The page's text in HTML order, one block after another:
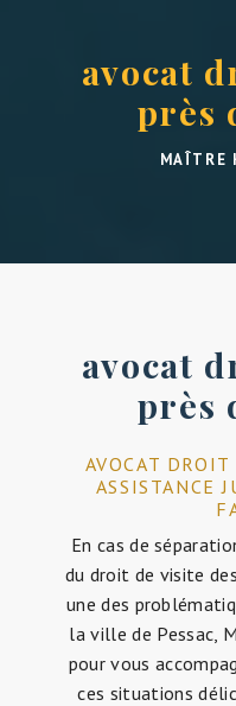
avocat
près
MAÎTRE
avocat
près
AVOCAT
ASSISTANCE
En cas de
du droit de visite
une des
la ville de Pessac,
pour vous
ces situations